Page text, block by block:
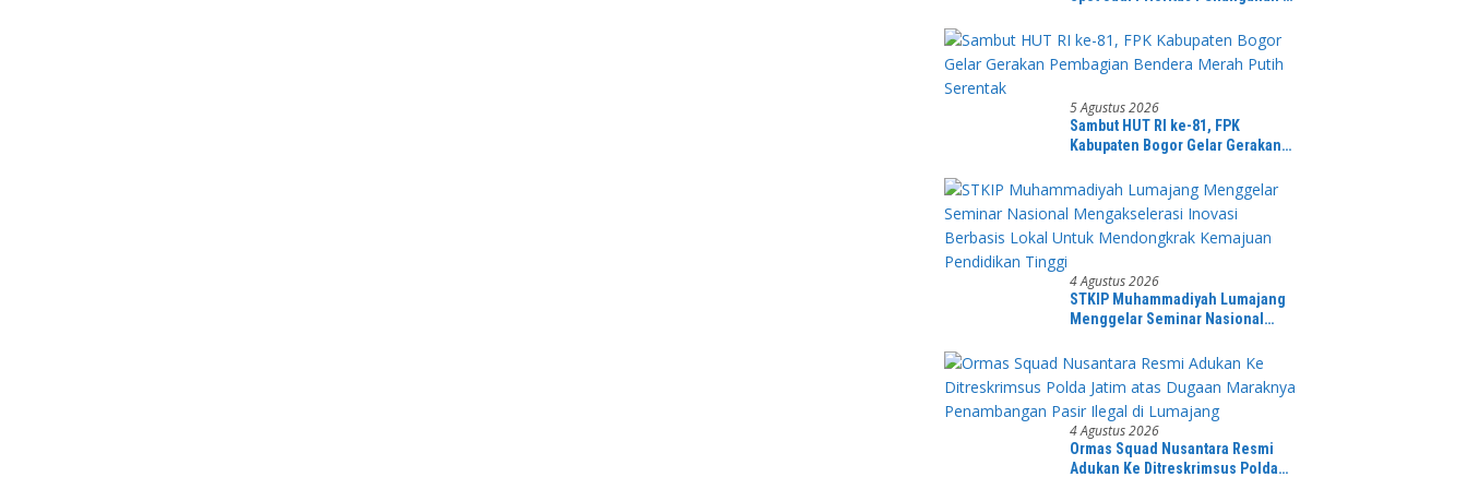
5 Agustus 2026
Sambut HUT RI ke-81, FPK
Kabupaten Bogor Gelar Gerakan
Serentak
4 Agustus 2026
STKIP Muhammadiyah Lumajang
Menggelar Seminar Nasional
Lokal Untuk Mendongkrak
Kemajuan Pendidikan Tinggi
4 Agustus 2026
Ormas Squad Nusantara Resmi
Adukan Ke Ditreskrimsus Polda